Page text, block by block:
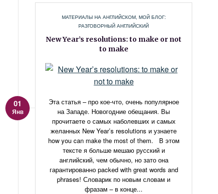
МАТЕРИАЛЫ НА АНГЛИЙСКОМ, МОЙ БЛОГ:
РАЗГОВОРНЫЙ АНГЛИЙСКИЙ
New Year’s resolutions: to make or not
to make
01
Янв
Эта статья – про кое-что, очень популярное
на Западе. Новогодние обещания. Вы
прочитаете о самых наболевших и самых
желанных New Year’s resolutions и узнаете
how you can make the most of them. В этом
тексте я больше мешаю русский и
английский, чем обычно, но зато она
гарантированно packed with great words and
phrases! Словарик по новым словам и
фразам – в конце...